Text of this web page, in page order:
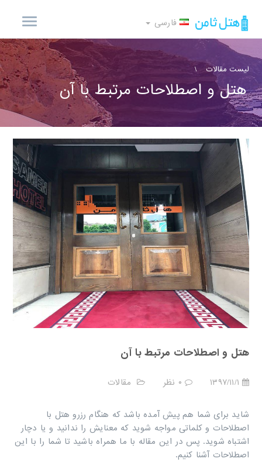
فارسی
لیست مقالات
هتل و اصطلاحات مرتبط با آن
هتل و اصطلاحات مرتبط با آن
۱۳۹۷/۱۱/۱ ۰ نظر مقالات
شاید برای شما هم پیش آمده باشد که هنگام رزرو هتل با
اصطلاحات و کلماتی مواجه شوید که معنایش را ندانید و یا دچار
اشتباه شوید‌. پس در این مقاله با ما همراه باشید تا شما را با این
اصطلاحات آشنا کنیم.